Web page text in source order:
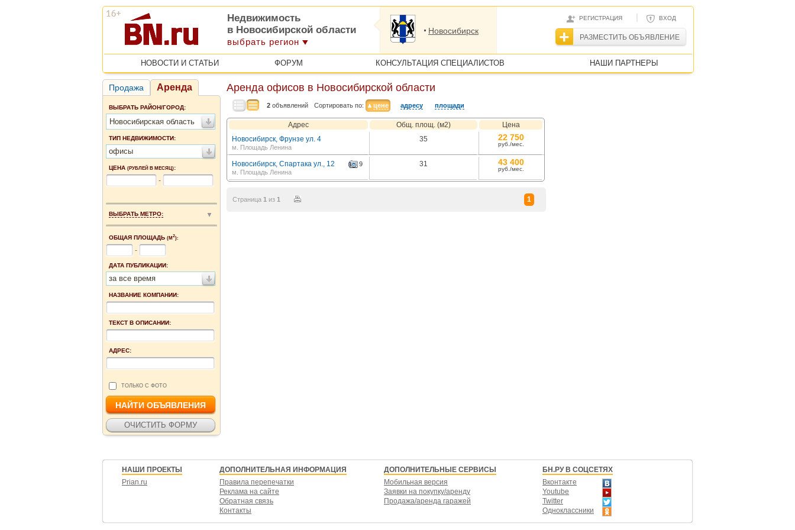
РЕГИСТРАЦИЯ | ВХОД
РАЗМЕСТИТЬ ОБЪЯВЛЕНИЕ
Недвижимость
в Новосибирской области
выбрать регион
Новосибирск
НОВОСТИ И СТАТЬИ ФОРУМ КОНСУЛЬТАЦИЯ СПЕЦИАЛИСТОВ НАШИ ПАРТНЕРЫ
Продажа Аренда
ВЫБРАТЬ РАЙОН/ГОРОД:
Новосибирская область
ТИП НЕДВИЖИМОСТИ:
офисы
ЦЕНА (РУБЛЕЙ В МЕСЯЦ):
-
ВЫБРАТЬ МЕТРО:
ОБЩАЯ ПЛОЩАДЬ (М2):
-
ДАТА ПУБЛИКАЦИИ:
за все время
НАЗВАНИЕ КОМПАНИИ:
ТЕКСТ В ОПИСАНИИ:
АДРЕС:
ТОЛЬКО С ФОТО
Аренда офисов в Новосибирской области
2 объявлений Сортировать по: цене адресу площади
Адрес Общ. площ. (м2)
Цена
Новосибирск, Фрунзе ул. 4
м. Площадь Ленина
35 22 750
руб./мес.
Новосибирск, Спартака ул., 12
9
м. Площадь Ленина
31 43 400
руб./мес.
Страница 1 из 1 1
НАШИ ПРОЕКТЫ
Prian.ru
ДОПОЛНИТЕЛЬНАЯ ИНФОРМАЦИЯ
Правила перепечатки
Реклама на сайте
Обратная связь
Контакты
ДОПОЛНИТЕЛЬНЫЕ СЕРВИСЫ
Мобильная версия
Заявки на покупку/аренду
Продажа/аренда гаражей
БН.РУ В СОЦСЕТЯХ
Вконтакте
Youtube
Twitter
Одноклассники